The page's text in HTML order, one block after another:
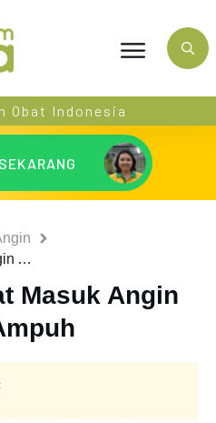
Obat Indonesia
12 Pilihan Obat Masuk Angin Alami Paling Ampuh
Masuk Angin